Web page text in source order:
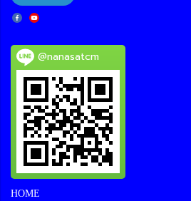
@nanasatcm
HOME